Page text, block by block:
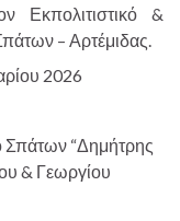
Εκπολιτιστικό &
– Αρτέμιδας.
2026
Σπάτων “Δημήτρης
& Γεωργίου